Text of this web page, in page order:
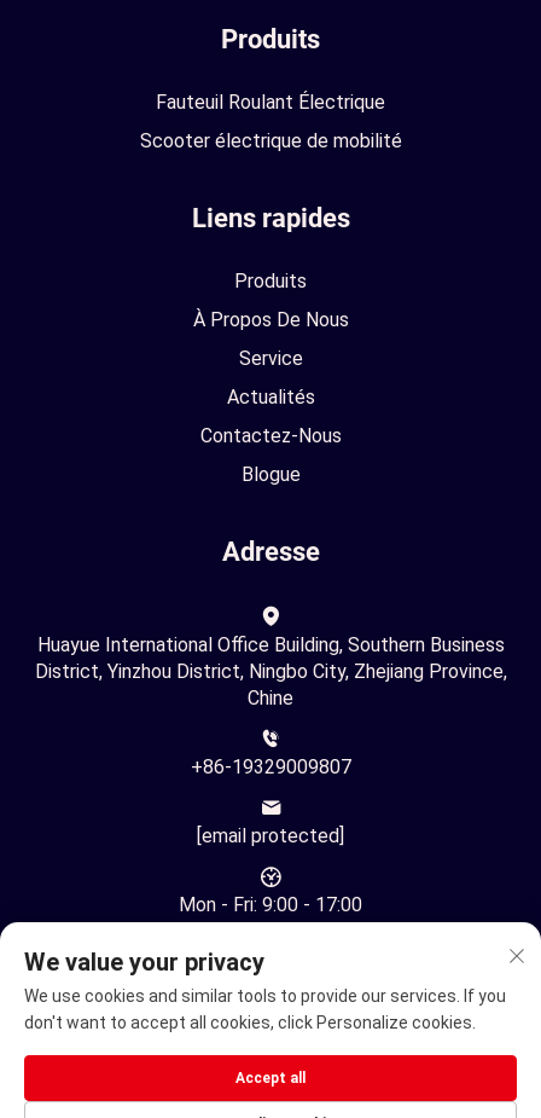
Produits
Fauteuil Roulant Électrique
Scooter électrique de mobilité
Liens rapides
Produits
À Propos De Nous
Service
Actualités
Contactez-Nous
Blogue
Adresse
Huayue International Office Building, Southern Business
District, Yinzhou District, Ningbo City, Zhejiang Province,
Chine
+86-19329009807
[email protected]
Mon - Fri: 9:00 - 17:00
Droit d'auteur © Ningbo Youhuan Automation Technology Co.,
We value your privacy
We use cookies and similar tools to provide our services. If you
don't want to accept all cookies, click Personalize cookies.
Accept all